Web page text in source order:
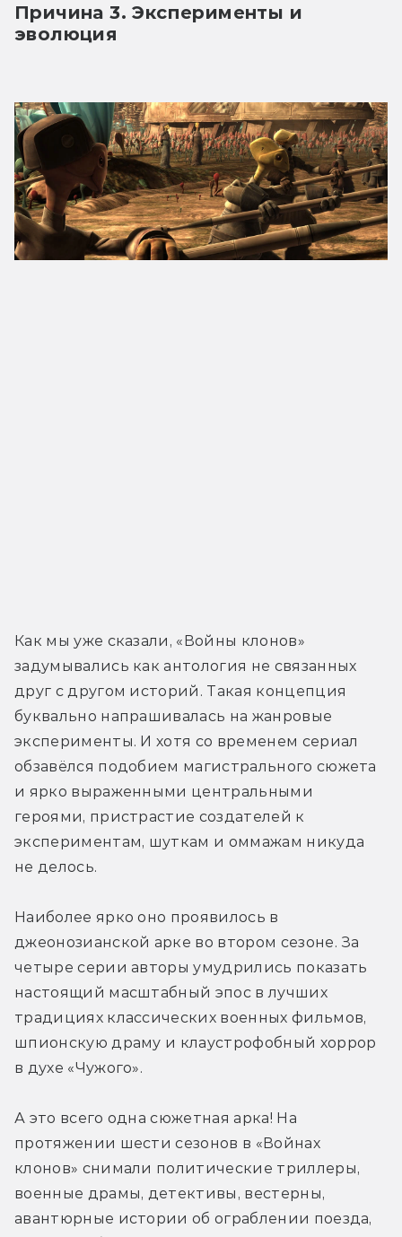
Причина 3. Эксперименты и
эволюция
Как мы уже сказали, «Войны клонов»
задумывались как антология не связанных
друг с другом историй. Такая концепция
буквально напрашивалась на жанровые
эксперименты. И хотя со временем сериал
обзавёлся подобием магистрального сюжета
и ярко выраженными центральными
героями, пристрастие создателей к
экспериментам, шуткам и оммажам никуда
не делось.
Наиболее ярко оно проявилось в
джеонозианской арке во втором сезоне. За
четыре серии авторы умудрились показать
настоящий масштабный эпос в лучших
традициях классических военных фильмов,
шпионскую драму и клаустрофобный хоррор
в духе «Чужого».
А это всего одна сюжетная арка! На
протяжении шести сезонов в «Войнах
клонов» снимали политические триллеры,
военные драмы, детективы, вестерны,
авантюрные истории об ограблении поезда,